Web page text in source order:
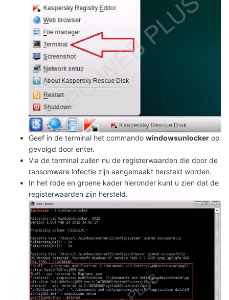
Geef in de terminal het commando windowsunlocker op
gevolgd door enter.
Via de terminal zullen nu de registerwaarden die door de
ransomware infectie zijn aangemaakt hersteld worden.
In het rode en groene kader hieronder kunt u zien dat de
registerwaarden zijn hersteld.